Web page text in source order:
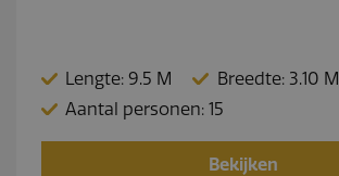
Lengte: 9.5 M
Breedte: 3.10 M
Aantal personen: 15
Bekijken